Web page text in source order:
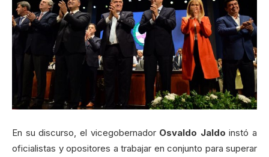
En su discurso, el vicegobernador Osvaldo Jaldo instó a
oficialistas y opositores a trabajar en conjunto para superar